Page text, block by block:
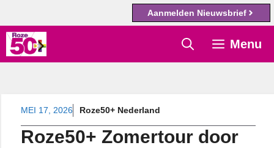
Aanmelden Nieuwsbrief
Ga
naar
Menu
MEI 17, 2026 Roze50+ Nederland
Roze50+ Zomertour door